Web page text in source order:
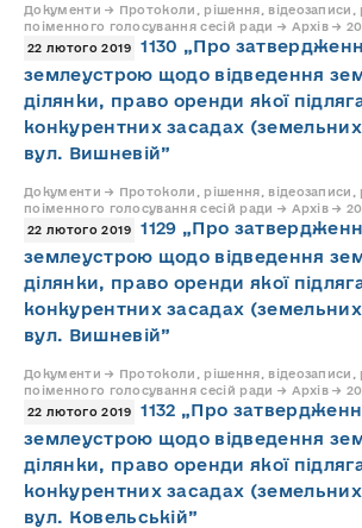
Документи → Протоколи, рішення, відеозаписи,
поіменного голосування сесій ради → Архів →
22 лютого 2019
1130 „Про
землеустрою щодо відведення
ділянки, право оренди якої
конкурентних засадах
вул. Вишневій”
Документи → Протоколи, рішення, відеозаписи,
поіменного голосування сесій ради → Архів →
22 лютого 2019
1129 „Про
землеустрою щодо відведення
ділянки, право оренди якої
конкурентних засадах
вул. Вишневій”
Документи → Протоколи, рішення, відеозаписи,
поіменного голосування сесій ради → Архів →
22 лютого 2019
1132 „Про
землеустрою щодо відведення
ділянки, право оренди якої
конкурентних засадах
вул. Ковельській”